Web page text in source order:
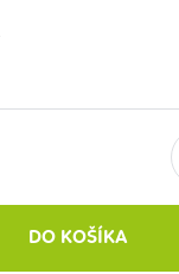
DO KOŠÍKA